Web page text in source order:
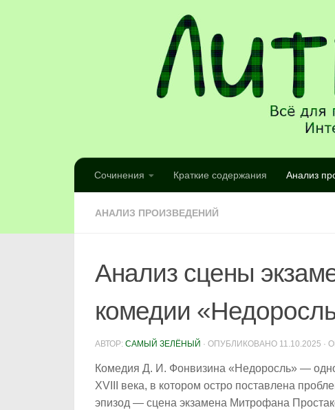
Сочинения Краткие содержания Анализ
АНАЛИЗ ПРОИЗВЕДЕНИЙ
Анализ сцены
комедии
АВТОР: САМЫЙ ЗЕЛЁНЫЙ · ОПУБЛИКОВАНО 11.10.2025 ·
Комедия Д. И. Фонвизина «Недоросль» —
XVIII века, в котором остро поставлена
эпизод — сцена экзамена Митрофана